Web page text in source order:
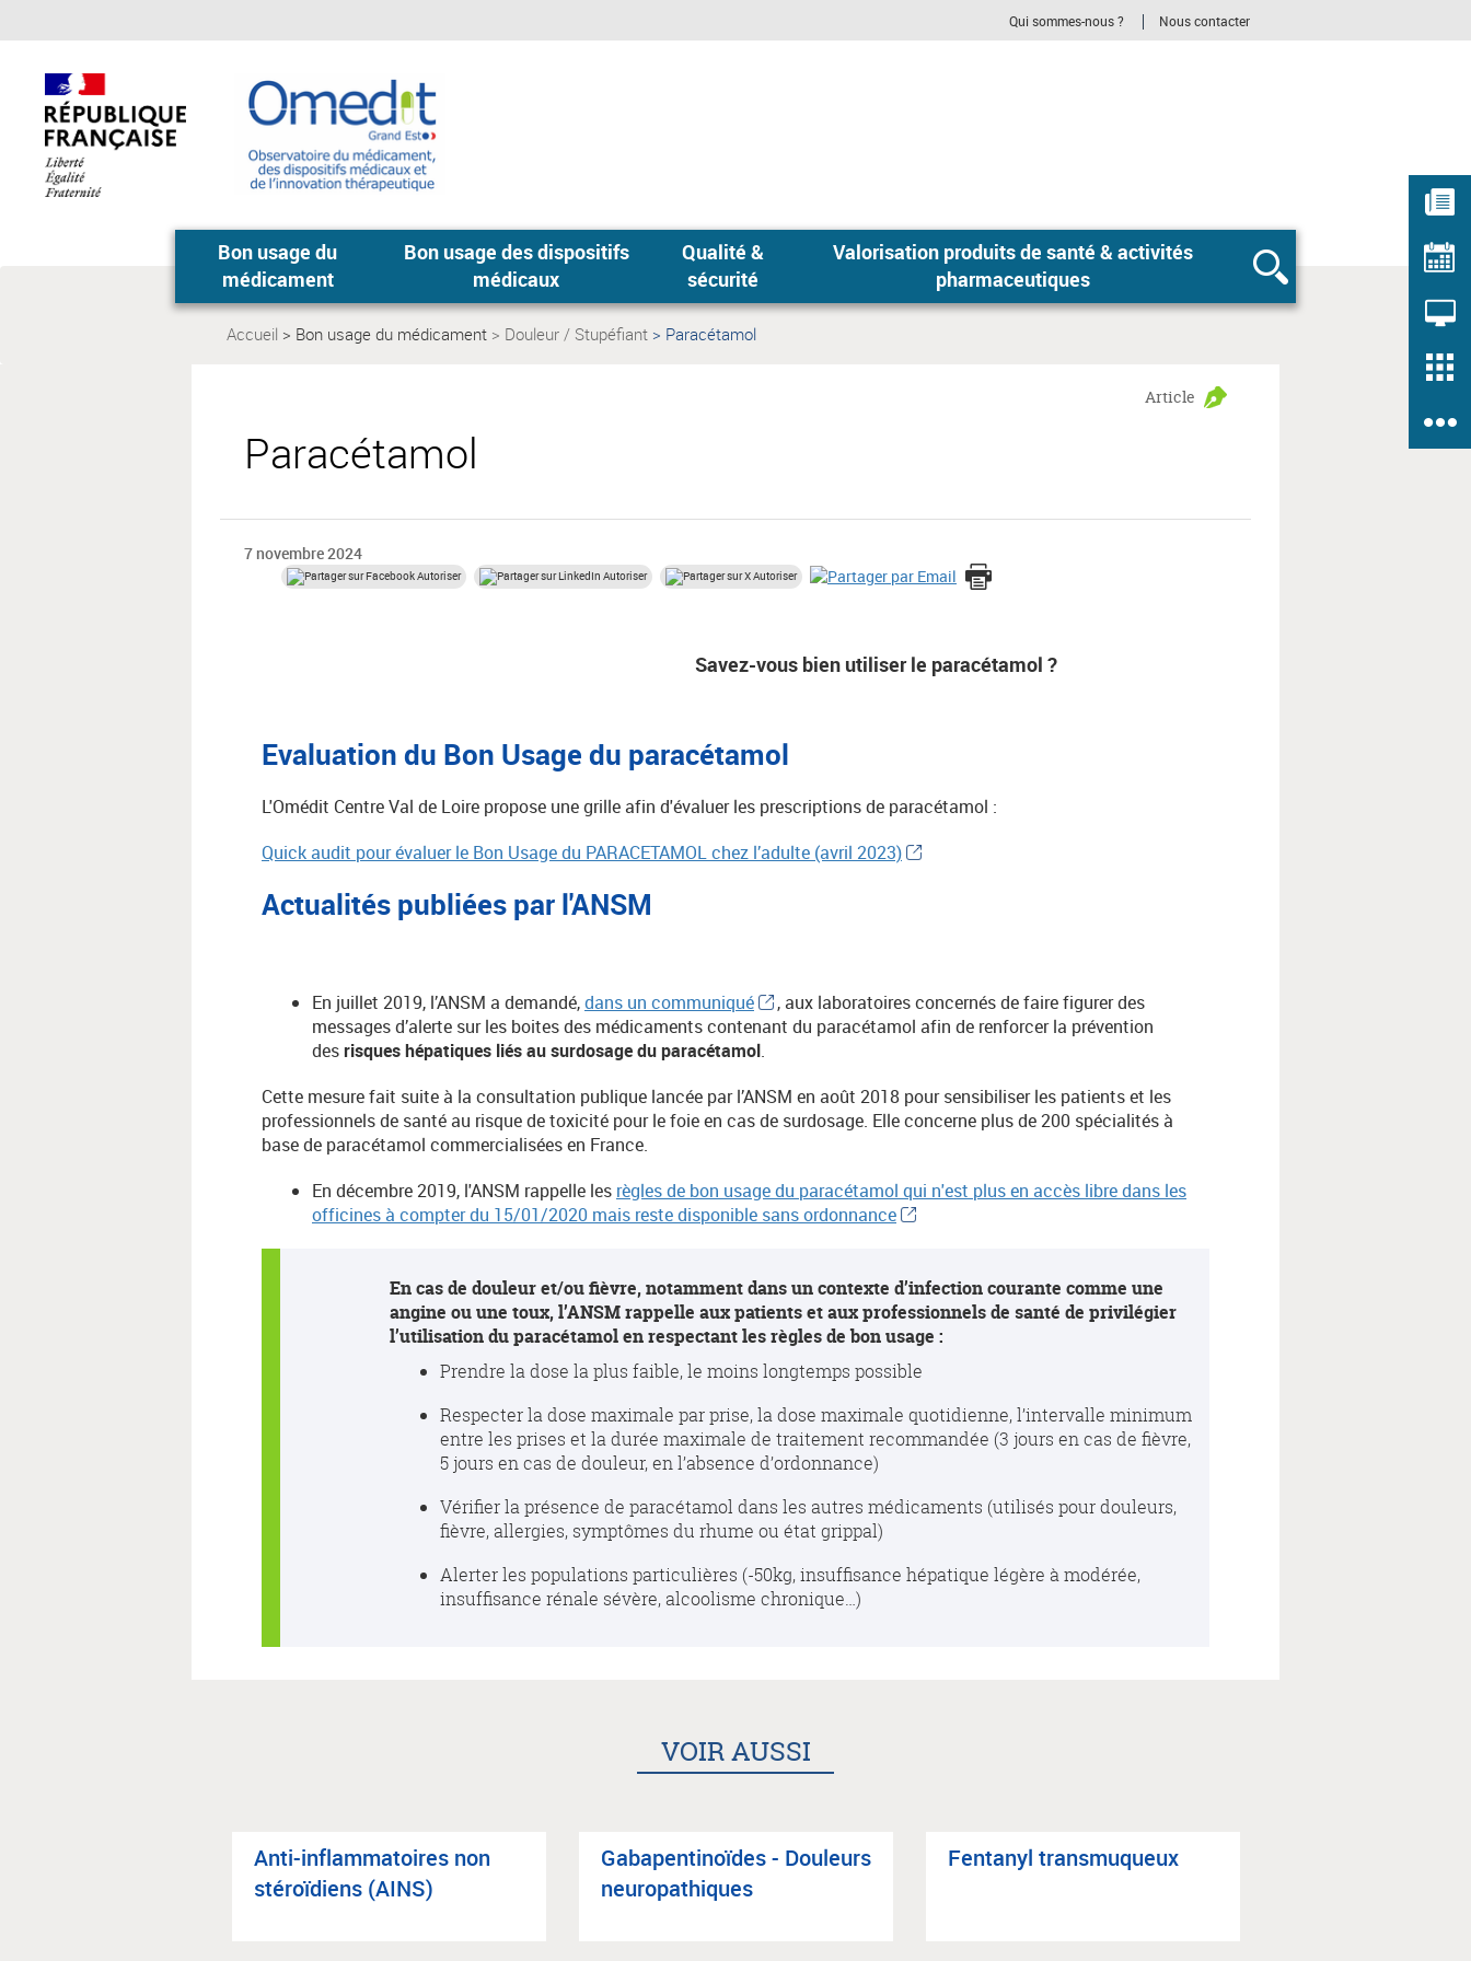
principal,
Qui sommes-nous ? Nous contacter
Bon usage du
médicament
Bon usage des dispositifs
médicaux
Qualité &
sécurité
Valorisation produits de santé & activités
pharmaceutiques
Rechercher
Accueil
Bon usage du médicament
Douleur / Stupéfiant
Paracétamol
Paracétamol
Article
7 novembre 2024
Autoriser Autoriser Autoriser
Savez-vous bien utiliser le paracétamol ?
Evaluation du Bon Usage du paracétamol
L'Omédit Centre Val de Loire propose une grille afin d'évaluer les prescriptions de paracétamol :
Quick audit pour évaluer le Bon Usage du PARACETAMOL chez l’adulte (avril 2023)
Actualités publiées par l'ANSM
En juillet 2019, l’ANSM a demandé,dans un communiqué
, aux laboratoires concernés de faire figurer des
messages d’alerte sur les boites des médicaments contenant du paracétamol afin de renforcer la prévention
desrisques hépatiques liés au surdosage du paracétamol.
Cette mesure fait suite à la consultation publique lancée par l’ANSM en août 2018 pour sensibiliser les patients et les
professionnels de santé au risque de toxicité pour le foie en cas de surdosage. Elle concerne plus de 200 spécialités à
base de paracétamol commercialisées en France.
En décembre 2019, l'ANSM rappelle les règles de bon usage du paracétamol qui n'est plus en accès libre dans les
officines à compter du 15/01/2020 mais reste disponible sans ordonnance
En cas de douleur et/ou fièvre, notamment dans un contexte d’infection courante comme une
angine ou une toux, l’ANSM rappelle aux patients et aux professionnels de santé de privilégier
l’utilisation du paracétamol en respectant les règles de bon usage :
Prendre la dose la plus faible, le moins longtemps possible
Respecter la dose maximale par prise, la dose maximale quotidienne, l’intervalle minimum
entre les prises et la durée maximale de traitement recommandée (3 jours en cas de fièvre,
5 jours en cas de douleur, en l’absence d’ordonnance)
Vérifier la présence de paracétamol dans les autres médicaments (utilisés pour douleurs,
fièvre, allergies, symptômes du rhume ou état grippal)
Alerter les populations particulières (-50kg, insuffisance hépatique légère à modérée,
insuffisance rénale sévère, alcoolisme chronique…)
VOIR AUSSI
Anti-inflam­ma­toires non
sté­roï­diens (AINS)
Gaba­pen­ti­noïdes - Dou­leurs
neu­ro­pa­thiques
Fen­ta­nyl trans­mu­queux